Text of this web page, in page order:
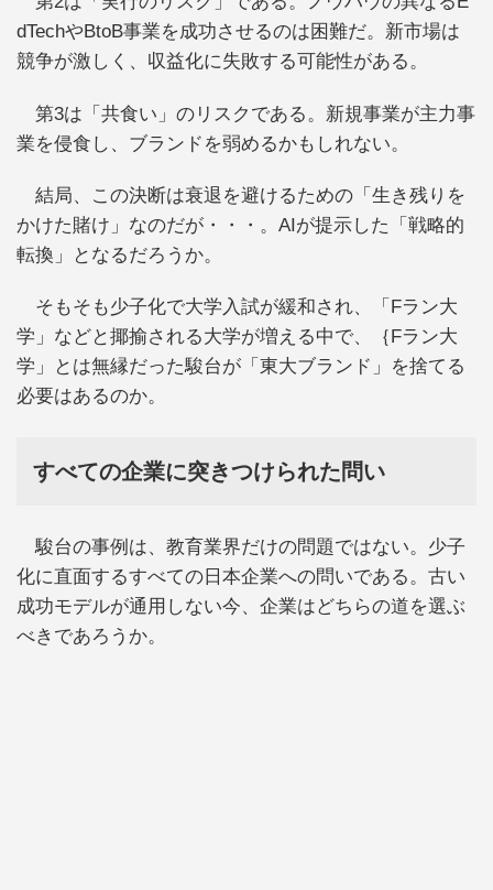
dTechやBtoB事業を成功させるのは困難だ。新市場は
競争が激しく、収益化に失敗する可能性がある。
第3は「共食い」のリスクである。新規事業が主力事
業を侵食し、ブランドを弱めるかもしれない。
結局、この決断は衰退を避けるための「生き残りを
かけた賭け」なのだが・・・。AIが提示した「戦略的
転換」となるだろうか。
そもそも少子化で大学入試が緩和され、「Fラン大
学」などと揶揄される大学が増える中で、｛Fラン大
学」とは無縁だった駿台が「東大ブランド」を捨てる
必要はあるのか。
すべての企業に突きつけられた問い
駿台の事例は、教育業界だけの問題ではない。少子
化に直面するすべての日本企業への問いである。古い
成功モデルが通用しない今、企業はどちらの道を選ぶ
べきであろうか。